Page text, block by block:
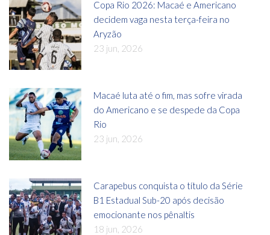
Copa Rio 2026: Macaé e Americano
decidem vaga nesta terça-feira no
Aryzão
23 jun, 2026
Macaé luta até o fim, mas sofre virada
do Americano e se despede da Copa
Rio
23 jun, 2026
Carapebus conquista o título da Série
B1 Estadual Sub-20 após decisão
emocionante nos pênaltis
18 jun, 2026